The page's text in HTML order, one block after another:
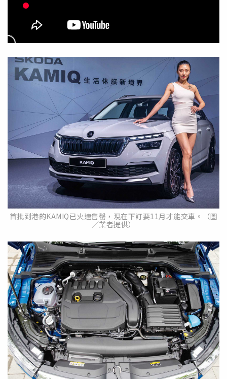
首批到港的KAMIQ已火速售罄，現在下訂要11月才能交車。（圖
／業者提供）